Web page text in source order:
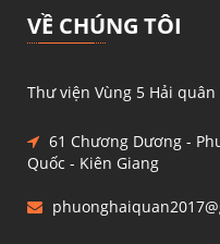
VỀ CHÚNG TÔI
Thư viện Vùng 5 Hải quân
61 Chương Dương -
Quốc - Kiên Giang